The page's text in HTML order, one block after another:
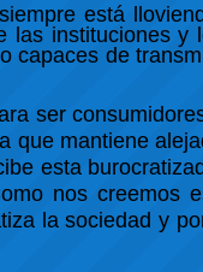
está
las instituciones y
capaces de
ser
que mantiene
esta
nos creemos
la sociedad y